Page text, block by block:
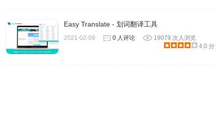
Easy Translate - 划词翻译工具
2021-02-09 0 人评论
19079 次人浏览
4.0 分